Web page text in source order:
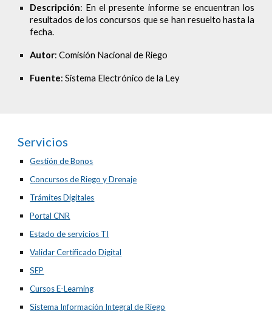
Descripción: En el presente informe se encuentran los
resultados de los concursos que se han resuelto hasta la
fecha.
Autor: Comisión Nacional de Riego
Fuente: Sistema Electrónico de la Ley
Servicios
Gestión de Bonos
Concursos de Riego y Drenaje
Trámites Digitales
Portal CNR
Estado de servicios TI
Validar Certificado Digital
SEP
Cursos E-Learning
Sistema Información Integral de Riego